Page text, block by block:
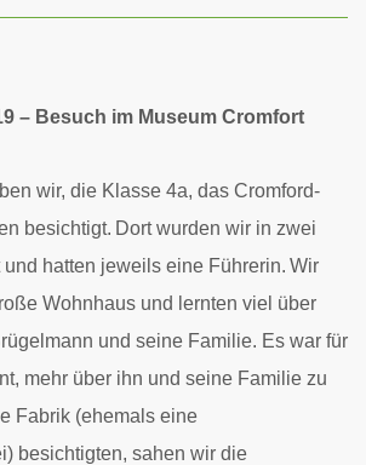
– Besuch im Museum Cromfort
wir, die Klasse 4a, das Cromford-
besichtigt. Dort wurden wir in zwei
hatten jeweils eine Führerin. Wir
Wohnhaus und lernten viel über
und seine Familie. Es war für
mehr über ihn und seine Familie zu
Fabrik (ehemals eine
besichtigten, sahen wir die